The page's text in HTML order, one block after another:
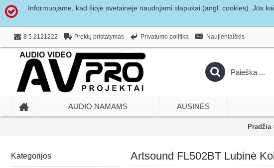
Informuojame, kad šioje svetainėje naudojami slapukai (angl. cookies). Jūs
8 5 2121222 Prekių pristatymas Privatumo politika Naujienlaiškis
AUDIO NAMAMS AUSINĖS
Pradžia
Kategorijos Artsound FL502BT Lubinė